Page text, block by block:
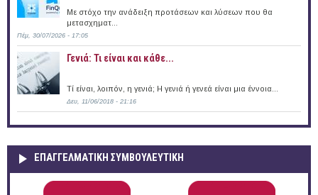
Με στόχο την ανάδειξη προτάσεων και λύσεων που θα
μετασχηματ...
Πέμ, 30/07/2026 - 17:05
Γενιά: Τι είναι και κάθε...
Τί είναι, λοιπόν, η γενιά; Η γενιά ή γενεά είναι μια έννοια...
Δευ, 11/06/2018 - 21:16
ΕΠΑΓΓΕΛΜΑΤΙΚΉ ΣΥΜΒΟΥΛΕΥΤΙΚΉ